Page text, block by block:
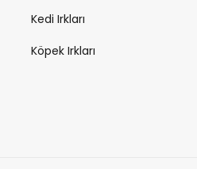
Kedi Irkları
Köpek Irkları